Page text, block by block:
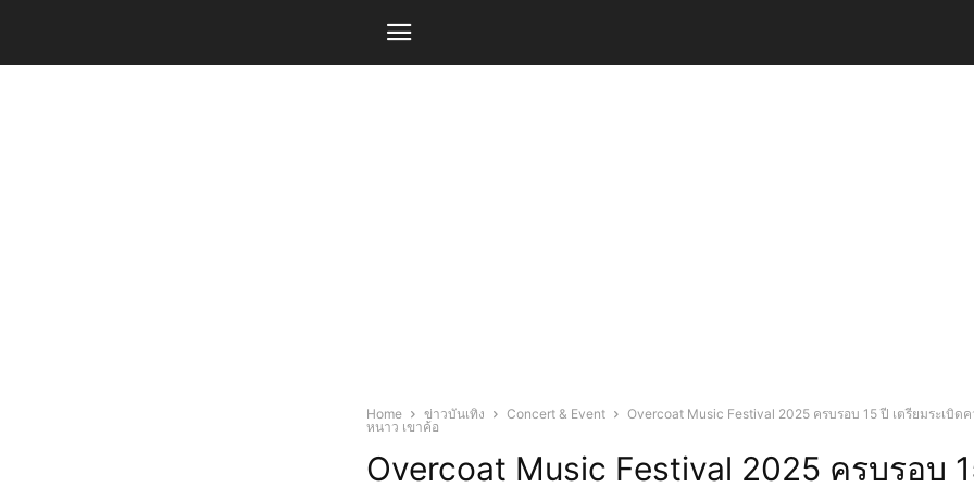
Home ข่าวบันเทิง Concert & Event
Overcoat Music Festival 2025 ครบรอบ 15 ปี เตรียมระเบิด
หนาว เขาค้อ
Overcoat Music Festival 2025 ครบรอบ